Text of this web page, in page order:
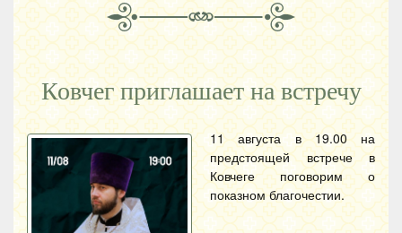
Ковчег приглашает на встречу
11 августа в 19.00 на
предстоящей встрече в
Ковчеге поговорим о
показном благочестии.